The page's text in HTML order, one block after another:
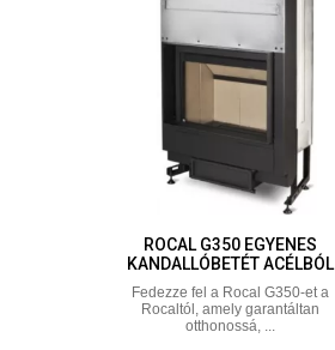
ROCAL G350 EGYENES
KANDALLÓBETÉT ACÉLBÓL
Fedezze fel a Rocal G350-et a
Rocaltól, amely garantáltan
otthonossá, ...